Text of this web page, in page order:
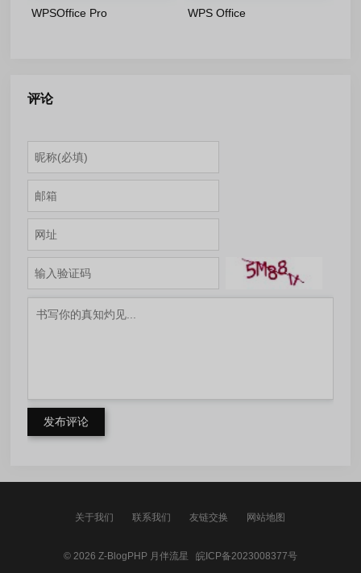
WPSOffice Pro
WPS Office
评论
发布评论
关于我们 联系我们 友链交换 网站地图
© 2026 Z-BlogPHP月伴流星 皖ICP备2023008377号